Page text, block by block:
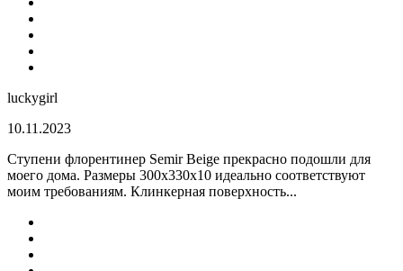
luckygirl
10.11.2023
Ступени флорентинер Semir Beige прекрасно подошли для
моего дома. Размеры 300х330х10 идеально соответствуют
моим требованиям. Клинкерная поверхность...